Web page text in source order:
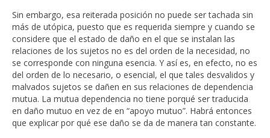
Sin embargo, esa reiterada posición no puede ser tachada sin
más de utópica, puesto que es requerida siempre y cuando se
considere que el estado de daño en el que se instalan las
relaciones de los sujetos no es del orden de la necesidad, no
se corresponde con ninguna esencia. Y así es, en efecto, no es
del orden de lo necesario, o esencial, el que tales desvalidos y
malvados sujetos se dañen en sus relaciones de dependencia
mutua. La mutua dependencia no tiene porqué ser traducida
en daño mutuo en vez de en “apoyo mutuo”. Habrá entonces
que explicar por qué ese daño se da de manera tan constante.